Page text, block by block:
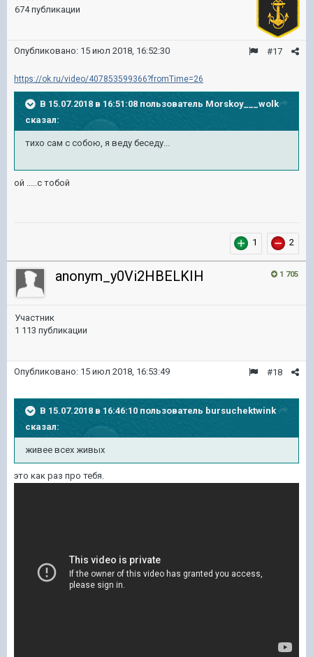
674 публикации
#17
Опубликовано: 15 июл 2018, 16:52:30
https://ok.ru/video/407853599366?fromTime=26
В 15.07.2018 в 16:51:08 пользователь Morskoy___wolk
сказал:
тихо сам с собою, я веду беседу...
ой .....с тобой
1 2
1 705
anonym_y0Vi2HBELKIH
Участник
1 113 публикации
#18
Опубликовано: 15 июл 2018, 16:53:49
В 15.07.2018 в 16:46:10 пользователь bursuchektwink
сказал:
живее всех живых
это как раз про тебя.